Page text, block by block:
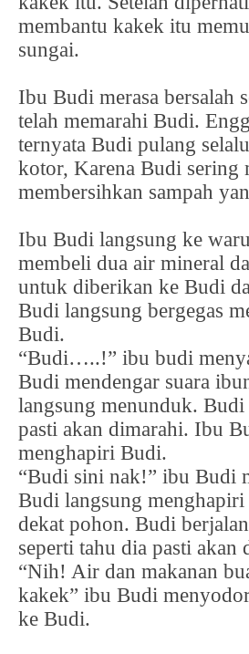
membantu kakek itu
sungai.
Ibu Budi merasa bersalah
telah memarahi Budi.
ternyata Budi pulang
kotor, Karena Budi sering
membersihkan sampah
Ibu Budi langsung ke
membeli dua air mineral
untuk diberikan ke Budi
Budi langsung bergegas
Budi.
“Budi…..!” ibu budi
Budi mendengar suara
langsung menunduk.
pasti akan dimarahi. Ibu
menghapiri Budi.
“Budi sini nak!” ibu Budi
Budi langsung
dekat pohon. Budi
seperti tahu dia pasti akan
“Nih! Air dan makanan
kakek” ibu Budi
ke Budi.